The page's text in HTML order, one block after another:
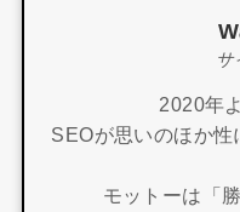
サ
2020年
SEOが思いのほか
モットーは「